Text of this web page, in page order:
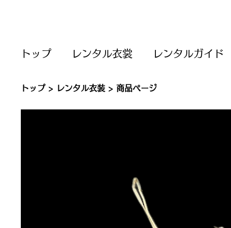
トップ レンタル衣裳 レンタルガイド
トップ> レンタル衣装 > 商品ページ